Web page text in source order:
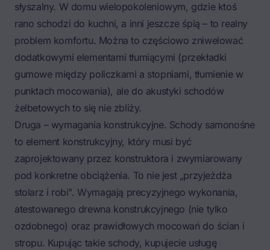
słyszalny. W domu wielopokoleniowym, gdzie ktoś
rano schodzi do kuchni, a inni jeszcze śpią – to realny
problem komfortu. Można to częściowo zniwelować
dodatkowymi elementami tłumiącymi (przekładki
gumowe między policzkami a stopniami, tłumienie w
punktach mocowania), ale do akustyki schodów
żelbetowych to się nie zbliży.
Druga – wymagania konstrukcyjne. Schody samonośne
to element konstrukcyjny, który musi być
zaprojektowany przez konstruktora i zwymiarowany
pod konkretne obciążenia. To nie jest „przyjeżdża
stolarz i robi". Wymagają precyzyjnego wykonania,
atestowanego drewna konstrukcyjnego (nie tylko
ozdobnego) oraz prawidłowych mocowań do ścian i
stropu. Kupując takie schody, kupujecie usługę